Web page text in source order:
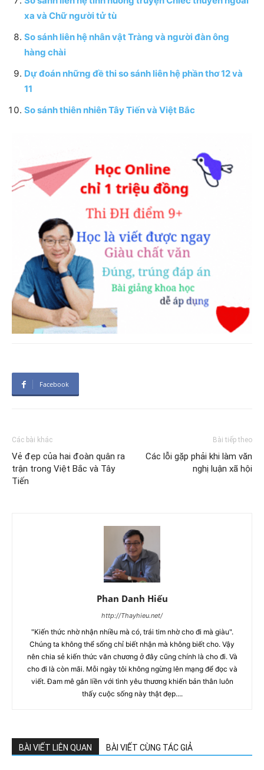
xa và Chữ người tử tù
So sánh liên hệ nhân vật Tràng và người đàn ông
hàng chài
Dự đoán những đề thi so sánh liên hệ phần thơ 12 và
11
So sánh thiên nhiên Tây Tiến và Việt Bắc
Facebook
Các bài khác
Vẻ đẹp của hai đoàn quân ra
trận trong Việt Bắc và Tây
Tiến
Bài tiếp theo
Các lỗi gặp phải khi làm văn
nghị luận xã hội
Phan Danh Hiếu
http://Thayhieu.net/
"Kiến thức nhờ nhận nhiều mà có, trái tim nhờ cho đi mà giàu".
Chúng ta không thể sống chỉ biết nhận mà không biết cho. Vậy
nên chia sẻ kiến thức văn chương ở đây cũng chính là cho đi. Và
cho đi là còn mãi. Mỗi ngày tôi không ngừng lên mạng để đọc và
viết. Đam mê gắn liền với tình yêu thương khiến bản thân luôn
thấy cuộc sống này thật đẹp....
BÀI VIẾT LIÊN QUAN BÀI VIẾT CÙNG TÁC GIẢ